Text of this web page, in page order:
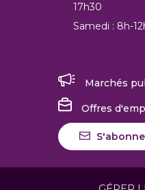
17h30
Samedi : 8h-
Marchés
Offres